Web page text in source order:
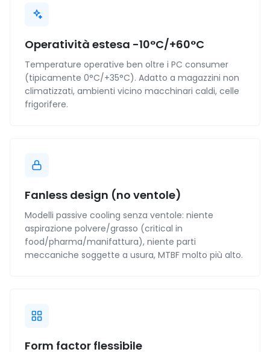
Operatività estesa -10°C/+60°C
Temperature operative ben oltre i PC consumer
(tipicamente 0°C/+35°C). Adatto a magazzini non
climatizzati, ambienti vicino macchinari caldi, celle
frigorifere.
Fanless design (no ventole)
Modelli passive cooling senza ventole: niente
aspirazione polvere/grasso (critical in
food/pharma/manifattura), niente parti
meccaniche soggette a usura, MTBF molto più alto.
Form factor flessibile